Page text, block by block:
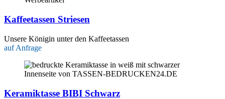
Kaffeetassen Striesen
Unsere Königin unter den Kaffeetassen
auf Anfrage
Keramiktasse BIBI Schwarz